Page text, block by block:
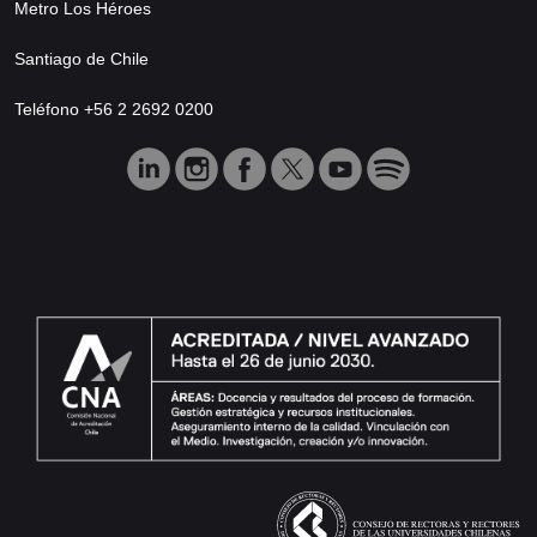
Metro Los Héroes
Santiago de Chile
Teléfono +56 2 2692 0200